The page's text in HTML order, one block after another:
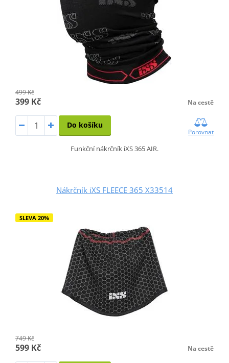
499 Kč
399 Kč Na cestě
Do košíku
Porovnat
Funkční nákrčník iXS 365 AIR.
Nákrčník iXS FLEECE 365 X33514
SLEVA 20%
749 Kč
599 Kč Na cestě